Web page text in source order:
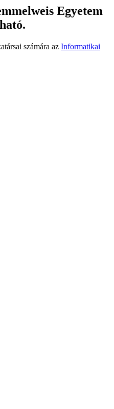
Egyetem
számára az Informatikai